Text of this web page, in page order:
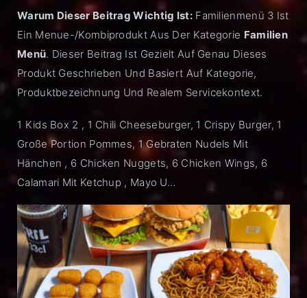
Warum Dieser Beitrag Wichtig Ist:Familienmenü 3 Ist
Ein Menue-/Kombiprodukt Aus Der Kategorie Familien
Menü. Dieser Beitrag Ist Gezielt Auf Genau Dieses
Produkt Geschrieben Und Basiert Auf Kategorie,
Produktbezeichnung Und Realem Servicekontext.
1 Kids Box 2 , 1 Chili Cheeseburger, 1 Crispy Burger, 1
Große Portion Pommes, 1 Gebraten Nudels Mit
Hänchen , 6 Chicken Nuggets, 6 Chicken Wings, 6
Calamari Mit Ketchup , Mayo U…